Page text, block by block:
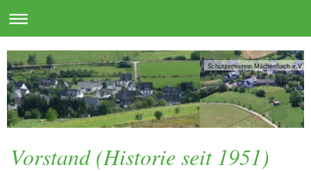
Schützenverein Milchenbach e.V.
Vorstand (Historie seit 1951)